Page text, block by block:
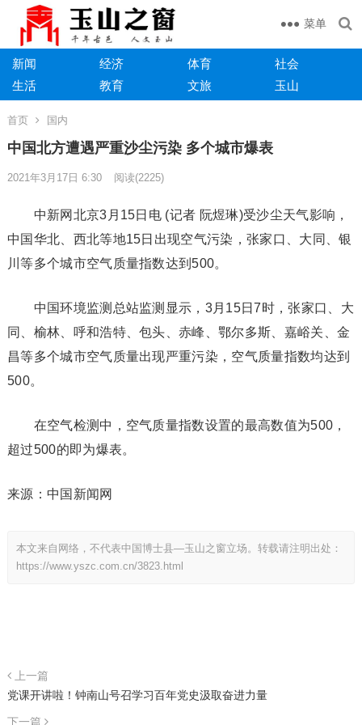
菜单
新闻 经济 体育
社会
生活
教育 文旅 玉山
首页 国内
中国北方遭遇严重沙尘污染 多个城市爆表
2021年3月17日 6:30 阅读(2225)
中新网北京3月15日电 (记者 阮煜琳)受沙尘天气影响，
中国华北、西北等地15日出现空气污染，张家口、大同、银
川等多个城市空气质量指数达到500。
中国环境监测总站监测显示，3月15日7时，张家口、大
同、榆林、呼和浩特、包头、赤峰、鄂尔多斯、嘉峪关、金
昌等多个城市空气质量出现严重污染，空气质量指数均达到
500。
在空气检测中，空气质量指数设置的最高数值为500，
超过500的即为爆表。
来源：中国新闻网
本文来自网络，不代表中国博士县—玉山之窗立场。转载请注明出处：
https://www.yszc.com.cn/3823.html
上一篇
党课开讲啦！钟南山号召学习百年党史汲取奋进力量
下一篇